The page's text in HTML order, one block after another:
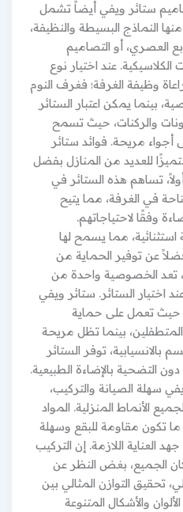
ستائر ويفي أيضاً تشمل
النماذج البسيطة والنظيفة،
العصري، أو التصاميم
عند اختيار نوع
وظيفة الغرفة؛ فغرف النوم
بينما يمكن اعتبار الستائر
والركنات، حيث تسمح
مريحة. فوائد ستائر
للعديد من المنازل بفضل
تساهم هذه الستائر في
في الغرفة، مما يتيح
وفقًا لاحتياجاتهم.
مما يسمح لها
عن توفير الحماية من
تعد الخصوصية واحدة من
الستائر. ستائر ويفي
تعمل على حماية
بينما تظل مريحة
توفر الستائر
التضحية بالإضاءة الطبيعية.
سهلة الصيانة والتركيب،
الأنماط المنزلية. المواد
تكون مقاومة للبقع وسهلة
العناية اللازمة. إن التركيب
الجميع، بغض النظر عن
تحقيق التوازن المثالي بين
والأشكال المتنوعة